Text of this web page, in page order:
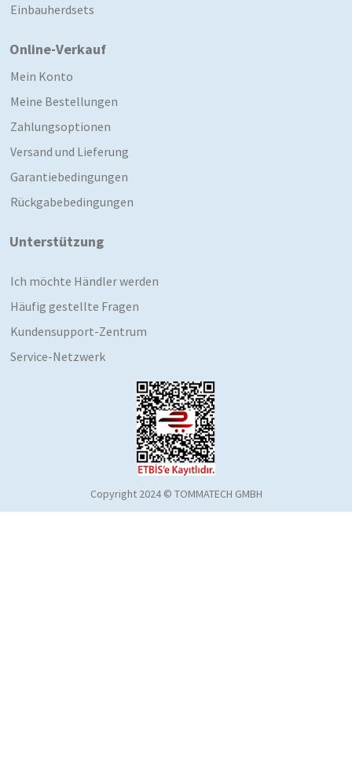
Einbauherdsets
Online-Verkauf
Mein Konto
Meine Bestellungen
Zahlungsoptionen
Versand und Lieferung
Garantiebedingungen
Rückgabebedingungen
Unterstützung
Ich möchte Händler werden
Häufig gestellte Fragen
Kundensupport-Zentrum
Service-Netzwerk
Copyright 2024 © TOMMATECH GMBH